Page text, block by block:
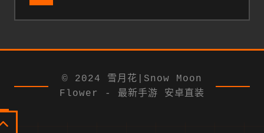
© 2024 雪月花|Snow Moon
Flower - 最新手游 安卓直装